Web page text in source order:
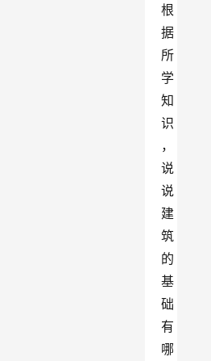
根
据
所
学
知
识
，
说
说
建
筑
的
基
础
有
哪